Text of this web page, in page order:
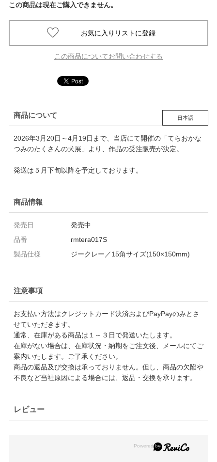
この商品は現在ご購入できません。
この商品についてお問い合わせする
商品について 日本語
2026年3月20日～4月19日まで、当店にて開催の「てらおかな
つみのたくさんの犬展」より、作品の受注販売が決定。
発送は５月下旬以降を予定しております。
商品情報
発売日
発売中
品番
rmtera017S
製品仕様
ジークレー／15角サイズ(150×150mm)
注意事項
お支払い方法はクレジットカード決済およびPayPayのみとさ
せていただきます。
通常、在庫がある商品は１～３日で発送いたします。
在庫がない場合は、在庫状況・納期をご注文後、メールにてご
案内いたします。ご了承ください。
商品の返品及び交換は承っておりません。但し、商品の欠陥や
不良など当社原因による場合には、返品・交換を承ります。
レビュー